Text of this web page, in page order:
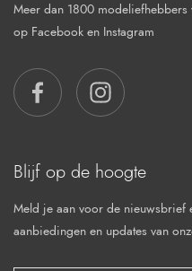
Meer dan 1800
op Facebook en Instagram
FACEBOOK
Blijf op de hoogte
Meld je aan voor de nieuwsbrief
aanbiedingen en updates van